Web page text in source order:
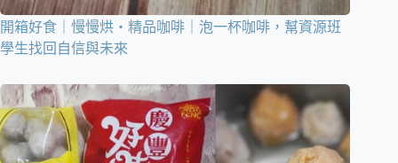
開箱好食｜慢慢烘・精品咖啡｜泡一杯咖啡，幫資源班
學生找回自信與未來